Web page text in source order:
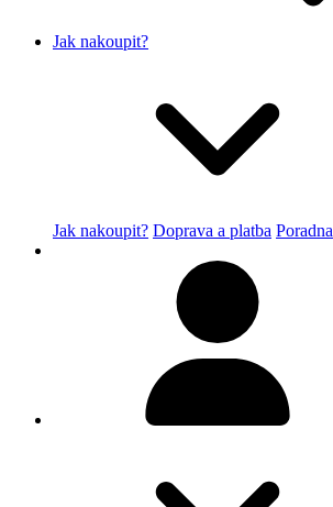
Jak nakoupit?
Jak nakoupit? Doprava a platba Poradna